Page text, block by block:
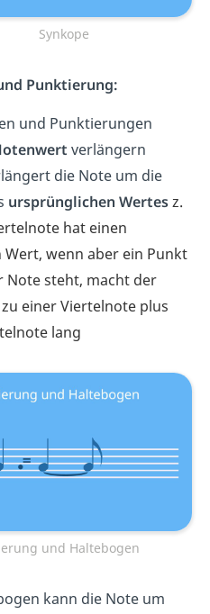
Synkope
Punktierung:
und Punktierungen
verlängern
die Note um die
ursprünglichen Wertesz.
hat einen
Wert, wenn aber ein Punkt
Note steht, macht der
einer Viertelnote plus
lang
und Haltebogen
kann die Note um